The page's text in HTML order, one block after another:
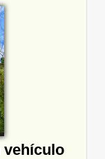
vehículo